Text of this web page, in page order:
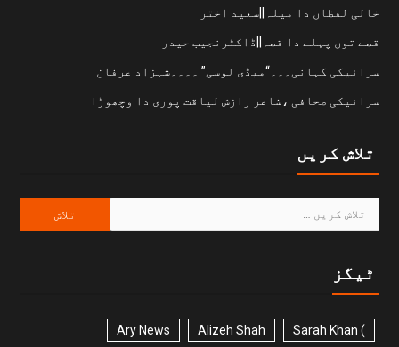
خالی لفظاں دا میلہ||سعید اختر
قصے توں پہلے دا قصہ||ڈاکٹرنجیب حیدر
سرائیکی کہانی۔۔۔“میڈی لوسی” ۔۔۔۔شہزاد عرفان
سرائیکی صحافی ،شاعر رازش لیاقت پوری دا وچھوڑا
تلاش کریں
ٹیگز
) Sarah Khan
Alizeh Shah
Ary News